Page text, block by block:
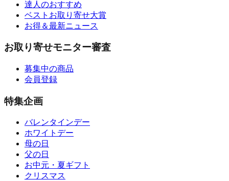
達人のおすすめ
ベストお取り寄せ大賞
お得＆最新ニュース
お取り寄せモニター審査
募集中の商品
会員登録
特集企画
バレンタインデー
ホワイトデー
母の日
父の日
お中元・夏ギフト
クリスマス